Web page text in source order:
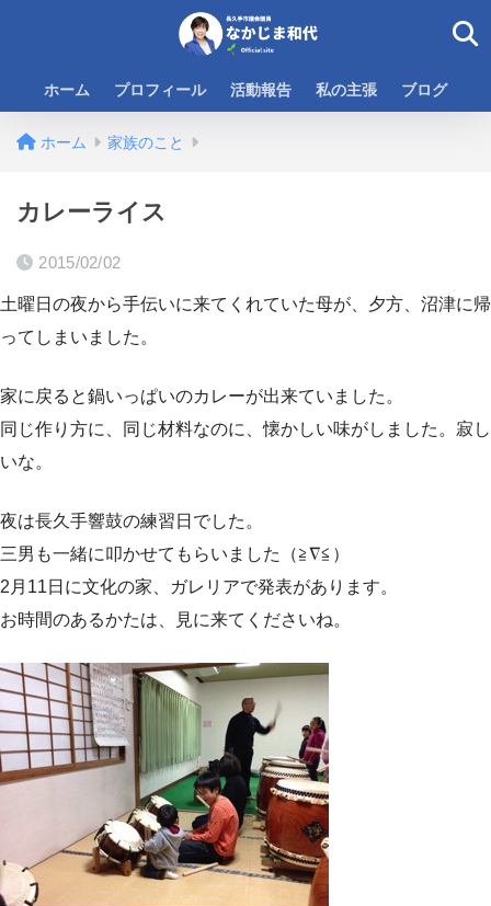
ホーム プロフィール 活動報告 私の主張 ブログ
ホーム 家族のこと
カレーライス
2015/02/02
土曜日の夜から手伝いに来てくれていた母が、夕方、沼津に帰
ってしまいました。
家に戻ると鍋いっぱいのカレーが出来ていました。
同じ作り方に、同じ材料なのに、懐かしい味がしました。寂し
いな。
夜は長久手響鼓の練習日でした。
三男も一緒に叩かせてもらいました（≧∇≦）
2月11日に文化の家、ガレリアで発表があります。
お時間のあるかたは、見に来てくださいね。